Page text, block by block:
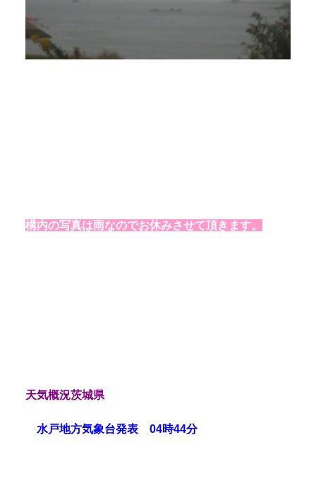
構内の写真は雨なのでお休みさせて頂きます。
天気概況茨城県
水戸地方気象台発表 04時44分